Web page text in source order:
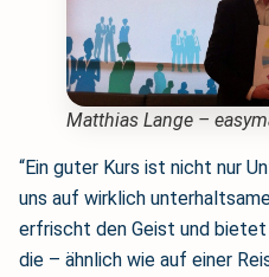
Matthias Lange –
“Ein guter Kurs ist nicht nur
uns auf wirklich
erfrischt den Geist und
die – ähnlich wie auf einer